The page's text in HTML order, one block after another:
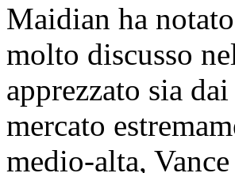
Maidian ha
molto discusso
apprezzato sia
mercato
medio-alta,